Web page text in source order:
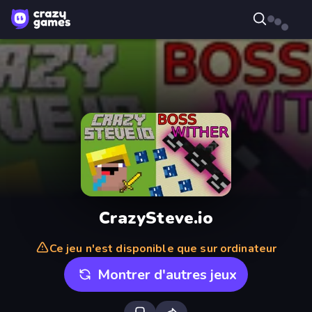
CrazySteve.io
Ce jeu n'est disponible que sur ordinateur
Montrer d'autres jeux